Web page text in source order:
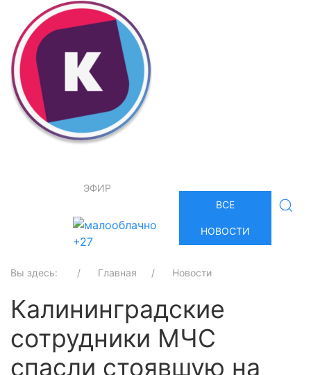
ЭФИР
+27
ВСЕ
НОВОСТИ
Вы здесь: Главная Новости
Калининградские
сотрудники МЧС
спасли стоявшую на